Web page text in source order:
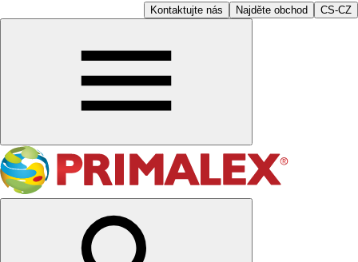
Kontaktujte nás Najděte obchod CS-CZ